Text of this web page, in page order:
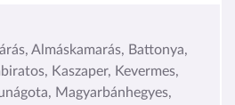
Almáskamarás, Battonya,
Kaszaper, Kevermes,
Magyarbánhegyes,